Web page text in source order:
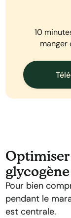
10
manger
Optimiser
glycogène
Pour bien
pendant le
est centrale.